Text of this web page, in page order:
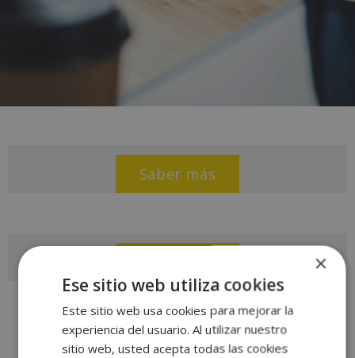
Saber más
×
Ese sitio web utiliza cookies
Este sitio web usa cookies para mejorar la
experiencia del usuario. Al utilizar nuestro
sitio web, usted acepta todas las cookies